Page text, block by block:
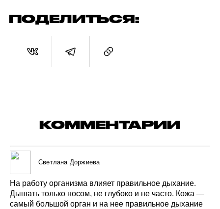
ПОДЕЛИТЬСЯ:
КОММЕНТАРИИ
Светлана Доржиева
На работу организма влияет правильное дыхание.
Дышать только носом, не глубоко и не часто. Кожа —
самый большой орган и на нее правильное дыхание